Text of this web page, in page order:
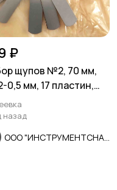
₽
щупов №2, 70 мм,
0,5 мм, 17 пластин,
назад